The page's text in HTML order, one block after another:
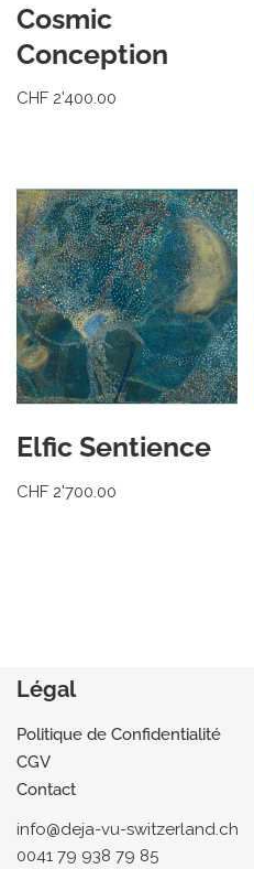
Cosmic
Conception
CHF 2'400.00
Elfic Sentience
CHF 2'700.00
Légal
Politique de Confidentialité
CGV
Contact
info@deja-vu-switzerland.ch
0041 79 938 79 85